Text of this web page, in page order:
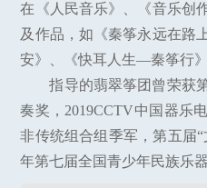
在《人民音乐》、《音乐创
及作品，如《秦筝永远在路
安》、《快耳人生—秦筝行》
指导的翡翠筝团曾荣获
奏奖，2019CCTV中国器乐
非传统组合组季军，第五届
年第七届全国青少年民族乐